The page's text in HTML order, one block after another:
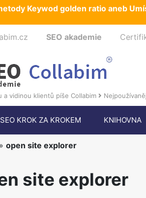
Keywod golden ratio aneb
SEO akademie
a vidinou klientů píše Collabim
SEO KROK ZA KROKEM KNIHOVNA
» open site explorer
site explorer